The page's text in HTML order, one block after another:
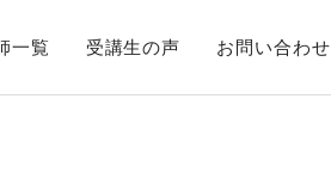
一覧 受講生の声 お問い合わせ